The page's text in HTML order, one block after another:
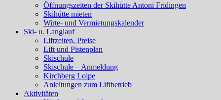
Öffnungszeiten der Skihütte Antoni Fridingen
Skihütte mieten
Wirte- und Vermietungskalender
Ski- u. Langlauf
Liftzeiten, Preise
Lift und Pistenplan
Skischule
Skischule – Anmeldung
Kirchberg Loipe
Anleitungen zum Liftbetrieb
Aktivitäten